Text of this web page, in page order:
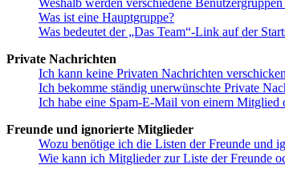
Was ist eine Hauptgruppe?
Was bedeutet der „Das Team“-Link auf der
Private Nachrichten
Ich kann keine Privaten Nachrichten
Ich bekomme ständig unerwünschte Private
Ich habe eine Spam-E-Mail von einem Mitglied
Freunde und ignorierte Mitglieder
Wozu benötige ich die Listen der Freunde und
Wie kann ich Mitglieder zur Liste der Freunde